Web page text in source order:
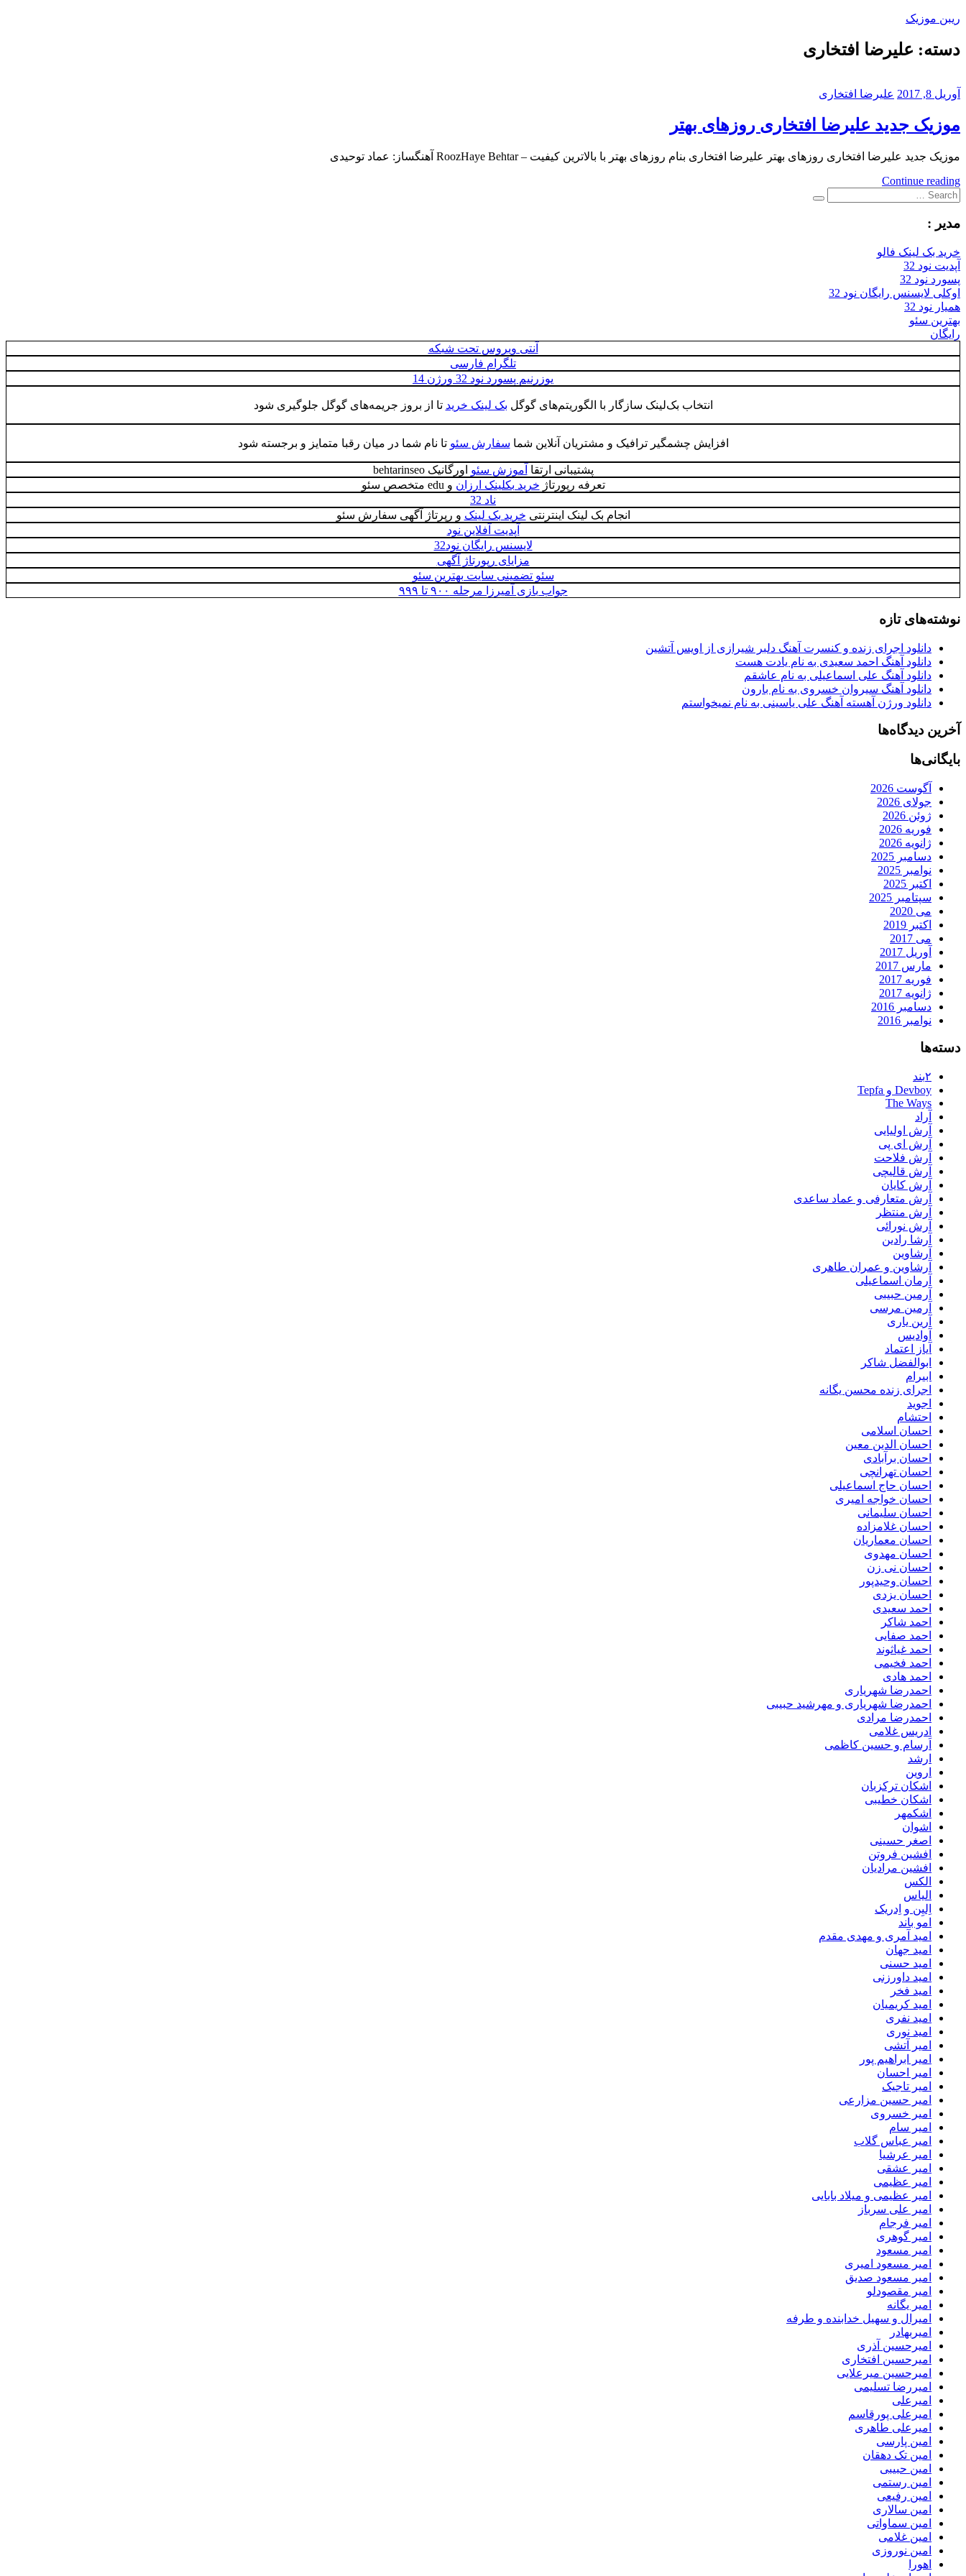
Skip
ریبن موزیک
دانلود
دسته: علیرضا افتخاری
آوریل 8, 2017 علیرضا افتخاری
موزیک جدید علیرضا افتخاری روزهای بهتر
موزیک جدید علیرضا افتخاری روزهای بهتر علیرضا افتخاری بنام روزهای بهتر با بالاترین کیفیت – RoozHaye Behtar آهنگساز: عماد توحیدی
Continue reading
Search
for:
Search
مدیر :
خرید بک لینک فالو
آپدیت نود 32
پسورد نود 32
اوکلی لایسنس رایگان نود 32
همیار نود 32
بهترین سئو
رایگان
آنتی ویروس تحت شبکه
تلگرام فارسی
یوزرنیم پسورد نود 32 ورژن 14
انتخاب بک‌لینک سازگار با الگوریتم‌های گوگل بک لینک خرید تا از بروز جریمه‌های گوگل جلوگیری شود
افزایش چشمگیر ترافیک و مشتریان آنلاین شما سفارش سئو تا نام شما در میان رقبا متمایز و برجسته شود
پشتیبانی ارتقا آموزش سئو اورگانیک behtarinseo
تعرفه رپورتاژ خرید بکلینک ارزان و edu متخصص سئو
ناد 32
انجام بک لینک اینترنتی خرید بک لینک و رپرتاژ آگهی سفارش سئو
آپدیت آفلاین نود
لایسنس رایگان نود32
مزایای رپورتاژ آگهی
سئو تضمینی سایت بهترین سئو
جواب بازی آمیرزا مرحله ۹۰۰ تا ۹۹۹
نوشته‌های تازه
دانلود اجرای زنده و کنسرت آهنگ دلبر شیرازی از اویس آتشین
دانلود آهنگ احمد سعیدی به نام یادت هست
دانلود آهنگ علی اسماعیلی به نام عاشقم
دانلود آهنگ سیروان خسروی به نام بارون
دانلود ورژن آهسته آهنگ علی یاسینی به نام نمیخواستم
آخرین دیدگاه‌ها
بایگانی‌ها
آگوست 2026
جولای 2026
ژوئن 2026
فوریه 2026
ژانویه 2026
دسامبر 2025
نوامبر 2025
اکتبر 2025
سپتامبر 2025
می 2020
اکتبر 2019
می 2017
آوریل 2017
مارس 2017
فوریه 2017
ژانویه 2017
دسامبر 2016
نوامبر 2016
دسته‌ها
۲بند
Devboy و Tepfa
The Ways
آراد
آرش اولیایی
آرش ای پی
آرش فلاحت
آرش قالیچی
آرش کایان
آرش متعارفی و عماد ساعدی
آرش منتظر
آرش نورائی
آرشا رادین
آرشاوین
آرشاوین و عمران طاهری
آرمان اسماعیلی
آرمین حبیبی
آرمین مرسی
آرین یاری
آوادیس
آیاز اعتماد
ابوالفضل شاکر
ابیرام
اجرای زنده محسن یگانه
اجوید
احتشام
احسان اسلامی
احسان الدین معین
احسان برآبادی
احسان تهرانچی
احسان حاج اسماعیلی
احسان خواجه امیری
احسان سلیمانی
احسان غلامزاده
احسان معماریان
احسان مهدوی
احسان نی زن
احسان وحیدپور
احسان یزدی
احمد سعیدی
احمد شاکر
احمد صفایی
احمد غیاثوند
احمد فخیمی
احمد هادی
احمدرضا شهریاری
احمدرضا شهریاری و مهرشید حبیبی
احمدرضا مرادی
ادریس غلامی
اَرسام و حسین کاظمی
ارشد
اروین
اشکان ترکزبان
اشکان خطیبی
اشکمهر
اشوان
اصغر حسینی
افشین فروتن
افشین مرادیان
الکس
الیاس
اِلیِن و اِدریک
امو باند
امید آمری و مهدی مقدم
امید جهان
امید حسنی
امید داورزنی
امید فخر
امید کریمیان
امید نفری
امید نوری
امیر آتشی
امیر ابراهیم پور
امیر احسان
امیر تاجیک
امیر حسین مزارعی
امیر خسروی
امیر سام
امیر عباس گلاب
امیر عرشیا
امیر عشقی
امیر عظیمی
امیر عظیمی و میلاد بابایی
امیر علی سرباز
امیر فرجام
امیر گوهری
امیر مسعود
امیر مسعود امیری
امیر مسعود صدیق
امیر مقصودلو
امیر یگانه
امیرال و سهیل خدابنده و طرفه
امیربهادر
امیرحسین آذری
امیرحسین افتخاری
امیرحسین میرعلایی
امیررضا تسلیمی
امیرعلی
امیرعلی پورقاسم
امیرعلی طاهری
امین پارسی
امین تک دهقان
امین حبیبی
امین رستمی
امین رفیعی
امین سالاری
امین سماواتی
امین غلامی
امین نوروزی
اهورا